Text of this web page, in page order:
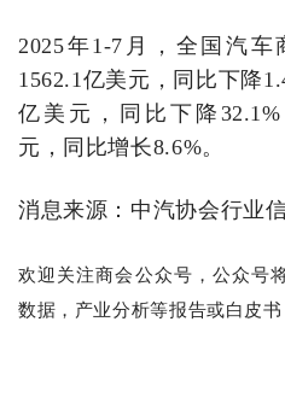
2025年1-7 月， 全国汽车
1562.1亿美元，同比下降
亿美元，同比下降 32.1%
元，同比增长8.6%。
消息来源： 中汽协会行业
欢迎关注商会公众号，公众号
数据，产业分析等报告或白皮书